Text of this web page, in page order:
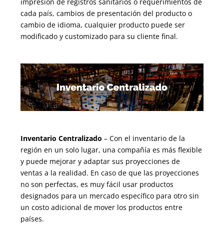
cada país, cambios de presentación del producto o
cambio de idioma, cualquier producto puede ser
modificado y customizado para su cliente final.
Inventario Centralizado – Con el inventario de la
región en un solo lugar, una compañía es más flexible
y puede mejorar y adaptar sus proyecciones de
ventas a la realidad. En caso de que las proyecciones
no son perfectas, es muy fácil usar productos
designados para un mercado específico para otro sin
un costo adicional de mover los productos entre
países.